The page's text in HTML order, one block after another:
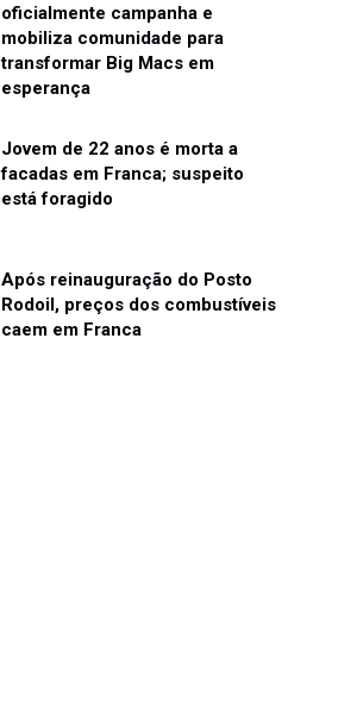
oficialmente campanha e
mobiliza comunidade para
transformar Big Macs em
esperança
Jovem de 22 anos é morta a
facadas em Franca; suspeito
está foragido
Após reinauguração do Posto
Rodoil, preços dos combustíveis
caem em Franca